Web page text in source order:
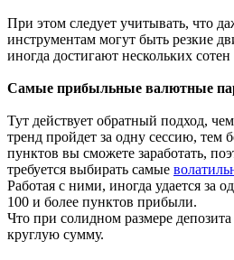
При этом следует учитывать, что
инструментам могут быть резкие
иногда достигают нескольких
Самые прибыльные валютные
Тут действует обратный подход,
тренд пройдет за одну сессию, тем
пунктов вы сможете заработать,
требуется выбирать самые
Работая с ними, иногда удается за
100 и более пунктов прибыли.
Что при солидном размере депозита
круглую сумму.